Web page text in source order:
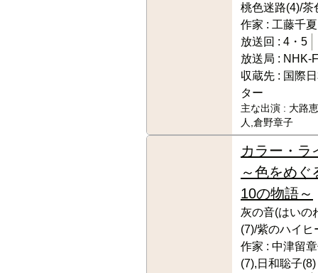
桃色迷路(4)/茶
作家 : 工藤千
放送回 : 4・5
放送局 : NHK-
収蔵先 : 国際
ター
主な出演 : 大路
人,倉野章子
カラー・ラ
～色をめぐ
10の物語～
灰の音(はいの
(7)/紫のハイヒ
作家 : 中津留
(7),日和聡子(8)